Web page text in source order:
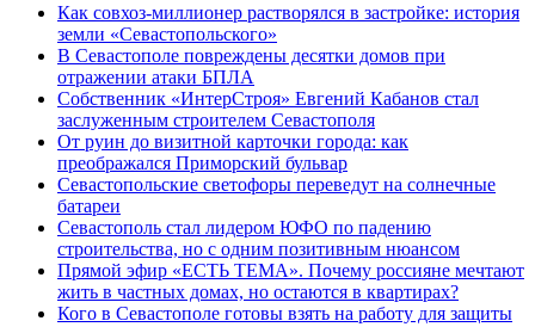
Как совхоз-миллионер растворялся в застройке: история
земли «Севастопольского»
В Севастополе повреждены десятки домов при
отражении атаки БПЛА
Собственник «ИнтерСтроя» Евгений Кабанов стал
заслуженным строителем Севастополя
От руин до визитной карточки города: как
преображался Приморский бульвар
Севастопольские светофоры переведут на солнечные
батареи
Севастополь стал лидером ЮФО по падению
строительства, но с одним позитивным нюансом
Прямой эфир «ЕСТЬ ТЕМА». Почему россияне мечтают
жить в частных домах, но остаются в квартирах?
Кого в Севастополе готовы взять на работу для защиты